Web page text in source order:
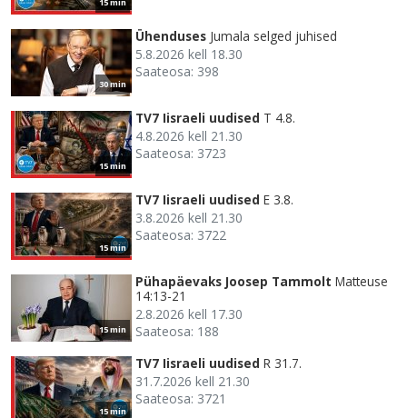
30 min
Ühenduses Jumala selged juhised
5.8.2026 kell 18.30
Saateosa: 398
15 min
TV7 Iisraeli uudised T 4.8.
4.8.2026 kell 21.30
Saateosa: 3723
15 min
TV7 Iisraeli uudised E 3.8.
3.8.2026 kell 21.30
Saateosa: 3722
15 min
Pühapäevaks Joosep Tammolt Matteuse
14:13-21
2.8.2026 kell 17.30
Saateosa: 188
15 min
TV7 Iisraeli uudised R 31.7.
31.7.2026 kell 21.30
Saateosa: 3721